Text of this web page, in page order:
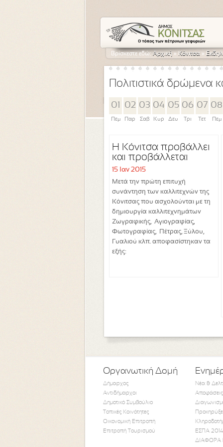
Βρίσκεστε εδώ:Αρχική » Κόνιτσα »
Πολιτιστικά δρώμενα
01
Πεμ
02
Παρ
03
Σαβ
04
Κυρ
05
Δευ
06
Τρι
07
Τετ
08
Πεμ
Η Κόνιτσα προβάλλει
και προβάλλεται
15 Ιαν 2015
Μετά την πρώτη επιτυχή
συνάντηση των καλλιτεχνών της
Κόνιτσας που ασχολούνται με τη
δημιουργία καλλιτεχνημάτων
Ζωγραφικής, Αγιογραφίας,
Φωτογραφίας, Πέτρας, Ξύλου,
Γυαλιού κλπ. αποφασίστηκαν τα
εξής:
Οργανωτική Δομή
Δήμαρχος
Αντιδήμαρχοι
Δημοτικό Συμβούλιο
Τοπικές Κοινότητες
Οικονομική Επιτροπή
Επιτροπή Τουρισμού
Νέα &
ΕΣΠΑ
ΔΙΑΦΟΡΑ